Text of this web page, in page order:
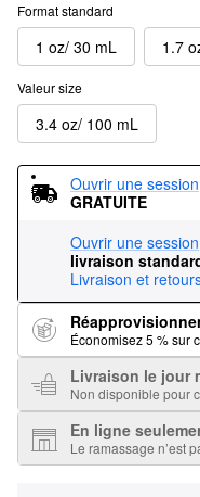
Format standard
1 oz/ 30 mL 1.7
Valeur size
3.4 oz/ 100 mL
Ouvrir une session
GRATUITE
Ouvrir une session
livraison
Livraison et
Économisez 5 % sur
Livraison le jour
Non disponible pour
En ligne
Le ramassage n’est